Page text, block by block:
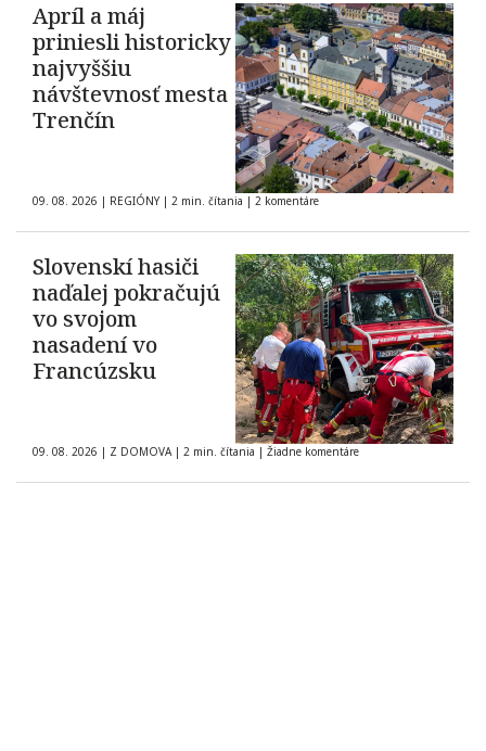
Apríl a máj
priniesli historicky
najvyššiu
návštevnosť mesta
Trenčín
09. 08. 2026 | REGIÓNY | 2 min. čítania | 2 komentáre
Slovenskí hasiči
naďalej pokračujú
vo svojom
nasadení vo
Francúzsku
09. 08. 2026 | Z DOMOVA | 2 min. čítania | Žiadne komentáre